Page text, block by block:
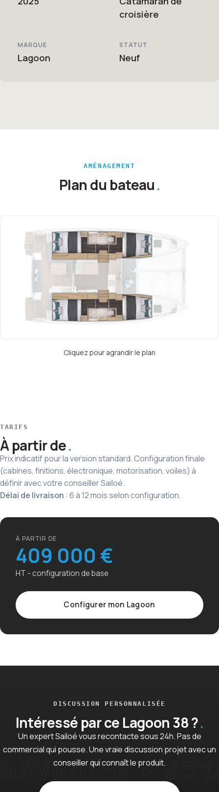
croisière
MARQUE
Lagoon
STATUT
Neuf
AMÉNAGEMENT
Plan du bateau
Cliquez pour agrandir le plan
TARIFS
À partir de
Prix indicatif pour la version standard. Configuration finale
(cabines, finitions, électronique, motorisation, voiles) à
définir avec votre conseiller Sailoé.
Délai de livraison : 6 à 12 mois selon configuration.
À PARTIR DE
409 000 €
HT - configuration de base
Configurer mon Lagoon
DISCUSSION PERSONNALISÉE
Intéressé par ce Lagoon 38 ?
Un expert Sailoé vous recontacte sous 24h. Pas de
commercial qui pousse. Une vraie discussion projet avec un
conseiller qui connaît le produit.